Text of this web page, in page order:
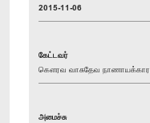
2015-11-06
கேட்டவர்
கௌரவ வாசுதேவ நாணாயக்கார,
அமைச்சு